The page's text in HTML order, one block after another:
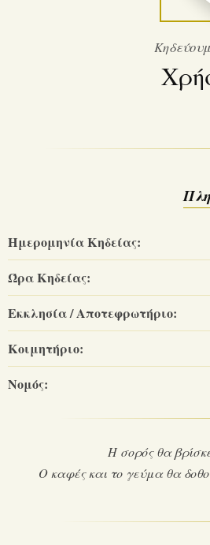
Ημερομηνία Κηδείας:
Ώρα Κηδείας:
Εκκλησία / Αποτεφρωτήριο:
Κοιμητήριο:
Νομός:
Η σορός θα
Ο καφές και το γεύμα θα